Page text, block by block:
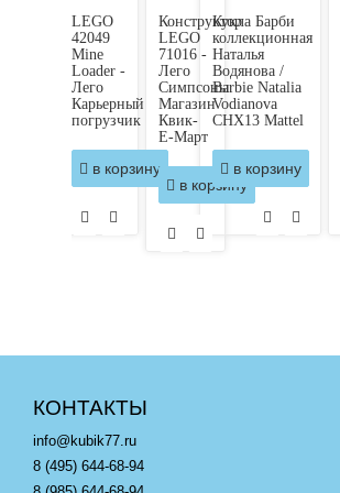
LEGO
42049
Mine
Loader -
Лего
Карьерный
погрузчик
в корзину
Конструктор
LEGO
71016 -
Лего
Симпсоны
Магазин
Квик-
Е-Март
в корзину
Кукла Барби
коллекционная
Наталья
Водянова /
Barbie Natalia
Vodianova
CHX13 Mattel
в корзину
КОНТАКТЫ
info@kubik77.ru
8 (495) 644-68-94